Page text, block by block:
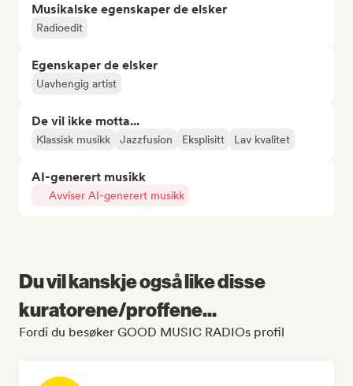
Musikalske egenskaper de elsker
Radioedit
Egenskaper de elsker
Uavhengig artist
De vil ikke motta...
Klassisk musikk Jazzfusion Eksplisitt Lav kvalitet
AI-generert musikk
Avviser AI-generert musikk
Du vil kanskje også like disse
kuratorene/proffene...
Fordi du besøker GOOD MUSIC RADIOs profil